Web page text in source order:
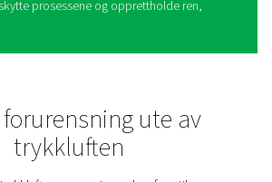
S1/S2/M1/